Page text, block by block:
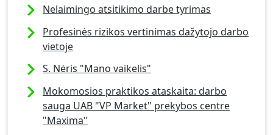
Nelaimingo atsitikimo darbe tyrimas
Profesinės rizikos vertinimas dažytojo darbo
vietoje
S. Nėris "Mano vaikelis"
Mokomosios praktikos ataskaita: darbo
sauga UAB "VP Market" prekybos centre
"Maxima"